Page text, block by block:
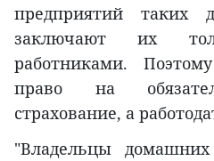
предприятий таких
заключают их
работниками.
право на
страхование, а
"Владельцы